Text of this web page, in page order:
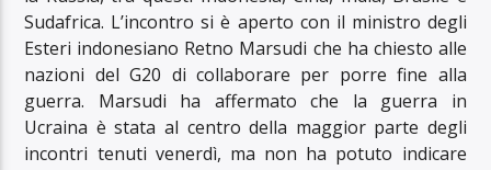
Sudafrica. L’incontro si è aperto con il ministro degli
Esteri indonesiano Retno Marsudi che ha chiesto alle
nazioni del G20 di collaborare per porre fine alla
guerra. Marsudi ha affermato che la guerra in
Ucraina è stata al centro della maggior parte degli
incontri tenuti venerdì, ma non ha potuto indicare